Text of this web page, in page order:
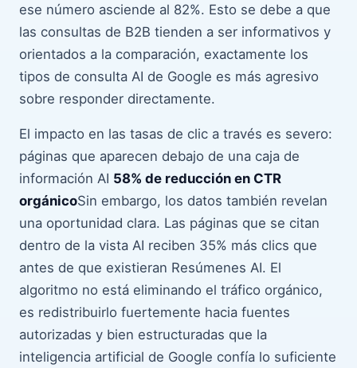
ese número asciende al 82%. Esto se debe a que
las consultas de B2B tienden a ser informativos y
orientados a la comparación, exactamente los
tipos de consulta AI de Google es más agresivo
sobre responder directamente.
El impacto en las tasas de clic a través es severo:
páginas que aparecen debajo de una caja de
información AI 58% de reducción en CTR
orgánicoSin embargo, los datos también revelan
una oportunidad clara. Las páginas que se citan
dentro de la vista AI reciben 35% más clics que
antes de que existieran Resúmenes AI. El
algoritmo no está eliminando el tráfico orgánico,
es redistribuirlo fuertemente hacia fuentes
autorizadas y bien estructuradas que la
inteligencia artificial de Google confía lo suficiente